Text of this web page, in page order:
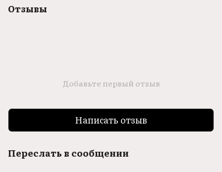
Отзывы
Добавьте первый отзыв
Написать отзыв
Переслать в сообщении